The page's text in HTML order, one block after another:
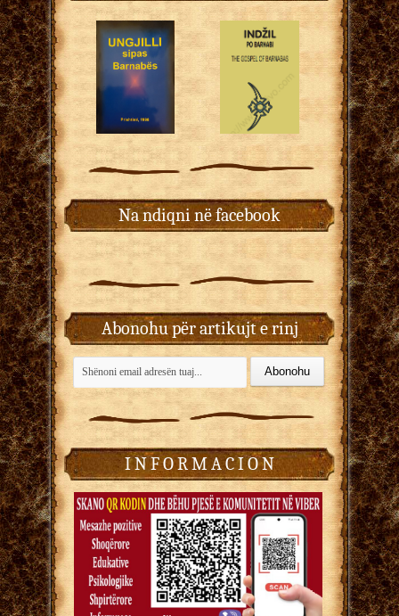
Na ndiqni në facebook
Abonohu për artikujt e rinj
I N F O R M A C I O N